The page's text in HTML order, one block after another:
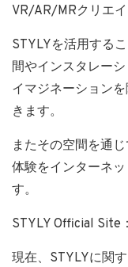
VR/AR/MRクリエイ
STYLYを活用する
間やインスタレー
イマジネーション
きます。
またその空間を通
体験をインターネ
す。
STYLY Official Site：
現在、STYLYに関